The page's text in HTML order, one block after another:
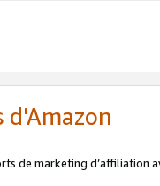
d'Amazon
de marketing d’affiliation